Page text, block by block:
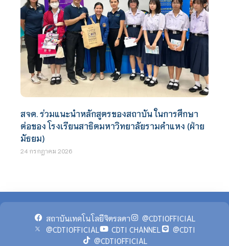
สจด. ร่วมแนะนำหลักสูตรของสถาบัน ในการศึกษา
ต่อของ โรงเรียนสาธิตมหาวิทยาลัยรามคำแหง (ฝ่าย
มัธยม)
24 กรกฎาคม 2026
สถาบันเทคโนโลยีจิตรลดา
@CDTIOFFICIAL
@CDTIOFFICIAL
CDTI CHANNEL
@CDTI
@CDTIOFFICIAL